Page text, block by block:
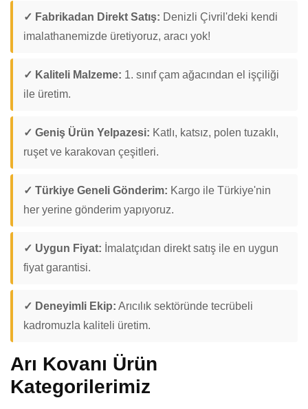
✓ Fabrikadan Direkt Satış: Denizli Çivril'deki kendi
imalathanemizde üretiyoruz, aracı yok!
✓ Kaliteli Malzeme: 1. sınıf çam ağacından el işçiliği
ile üretim.
✓ Geniş Ürün Yelpazesi: Katlı, katsız, polen tuzaklı,
ruşet ve karakovan çeşitleri.
✓ Türkiye Geneli Gönderim: Kargo ile Türkiye'nin
her yerine gönderim yapıyoruz.
✓ Uygun Fiyat: İmalatçıdan direkt satış ile en uygun
fiyat garantisi.
✓ Deneyimli Ekip: Arıcılık sektöründe tecrübeli
kadromuzla kaliteli üretim.
Arı Kovanı Ürün
Kategorilerimiz